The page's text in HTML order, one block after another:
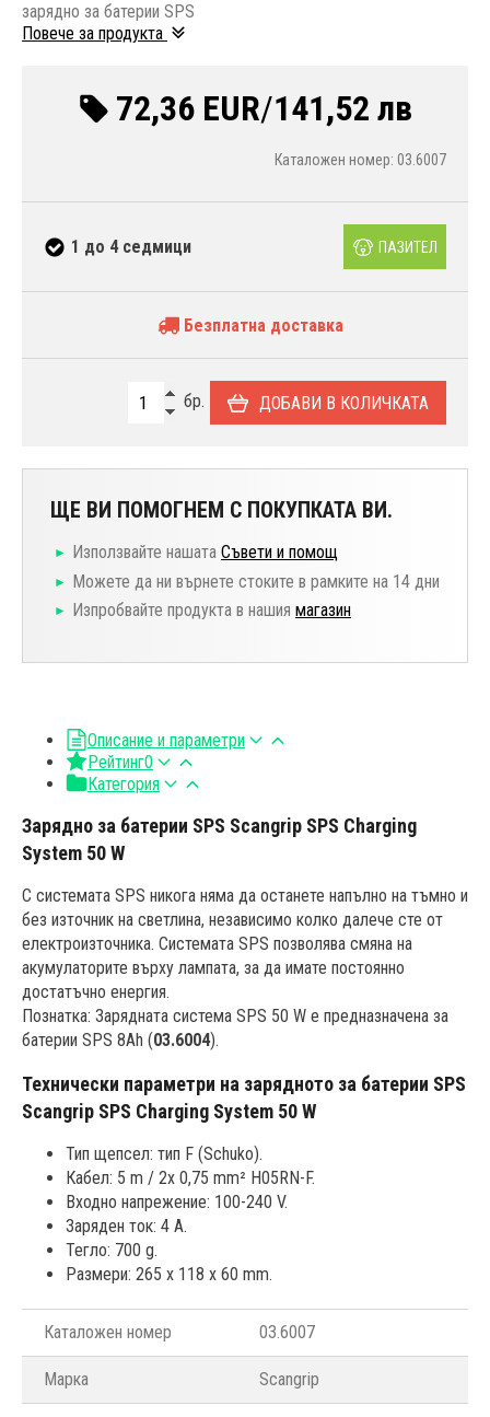
зарядно за батерии SPS
Повече за продукта
72,36 EUR/141,52 лв
Каталожен номер: 03.6007
1 до 4 седмици ПАЗИТЕЛ
Безплатна доставка
бр. ДОБАВИ В КОЛИЧКАТА
ЩЕ ВИ ПОМОГНЕМ С ПОКУПКАТА ВИ.
Използвайте нашата Съвети и помощ
Можете да ни върнете стоките в рамките на 14 дни
Изпробвайте продукта в нашия магазин
Описание и параметри
Рейтинг0
Категория
Зарядно за батерии SPS Scangrip SPS Charging
System 50 W
С системата SPS никога няма да останете напълно на тъмно и
без източник на светлина, независимо колко далече сте от
електроизточника. Системата SPS позволява смяна на
акумулаторите върху лампата, за да имате постоянно
достатъчно енергия.
Познатка: Зарядната система SPS 50 W е предназначена за
батерии SPS 8Ah (03.6004).
Технически параметри на зарядното за батерии SPS
Scangrip SPS Charging System 50 W
Тип щепсел: тип F (Schuko).
Кабел: 5 m / 2x 0,75 mm² H05RN-F.
Входно напрежение: 100-240 V.
Заряден ток: 4 A.
Тегло: 700 g.
Размери: 265 x 118 x 60 mm.
Каталожен номер 03.6007
Марка Scangrip